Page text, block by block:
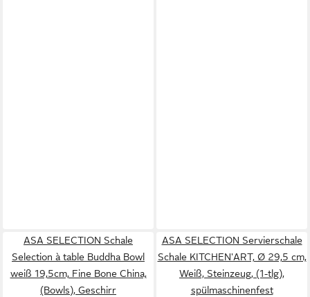
ASA SELECTION Schale
Selection à table Buddha Bowl
weiß 19,5cm, Fine Bone China,
(Bowls), Geschirr
ASA SELECTION Servierschale
Schale KITCHEN'ART, Ø 29,5 cm,
Weiß, Steinzeug, (1-tlg),
spülmaschinenfest